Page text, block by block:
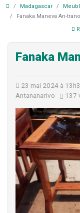
Madagascar
Fanaka Maneva An-trano
Fanaka
23 mai 2024 à
Antananarivo
137